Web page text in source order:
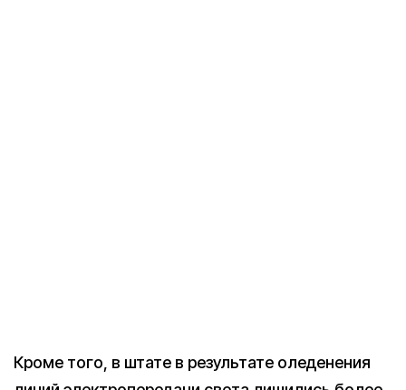
Кроме того, в штате в результате оледенения